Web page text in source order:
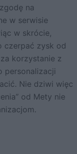
na
w serwisie
w skrócie,
czerpać zysk od
korzystanie z
personalizacji
Nie dziwi więc
od Mety nie